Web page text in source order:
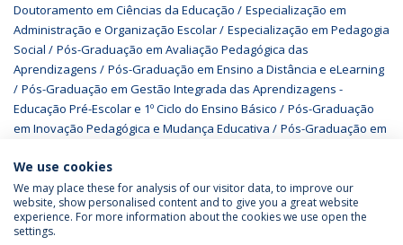
Doutoramento em Ciências da Educação
Especialização em
Administração e Organização Escolar
Especialização em Pedagogia
Social
Pós-Graduação em Avaliação Pedagógica das
Aprendizagens
Pós-Graduação em Ensino a Distância e eLearning
Pós-Graduação em Gestão Integrada das Aprendizagens -
Educação Pré-Escolar e 1º Ciclo do Ensino Básico
Pós-Graduação
em Inovação Pedagógica e Mudança Educativa
Pós-Graduação em
Política de Privacidade
Termos & Condições
We use cookies
We may place these for analysis of our visitor data, to improve our
website, show personalised content and to give you a great website
experience. For more information about the cookies we use open the
settings.